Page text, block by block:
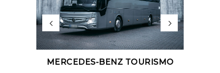
MERCEDES-BENZ TOURISMO